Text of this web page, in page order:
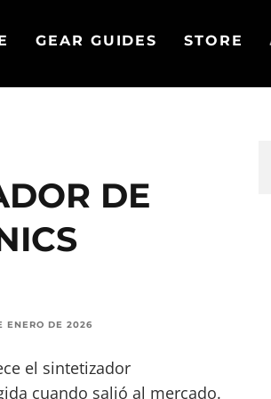
GEAR GUIDES STORE
DE
ENERO DE 2026
el sintetizador
cuando salió al mercado.